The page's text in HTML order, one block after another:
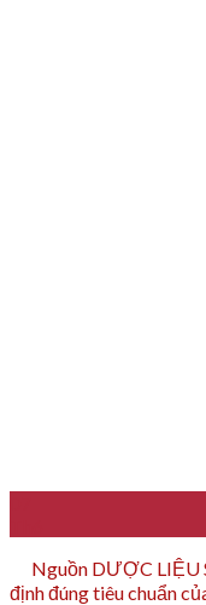
Nguồn DƯỢC LIỆU
định đúng tiêu chuẩn